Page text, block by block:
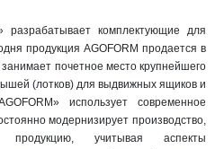
разрабатывает комплектующие для
продукция AGOFORM продается в
почетное место крупнейшего
(лотков) для выдвижных ящиков и
использует современное
модернизирует производство,
продукцию, учитывая аспекты